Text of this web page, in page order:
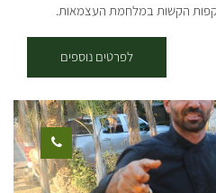
הקשות במלחמת העצמאות.
בית הביטחון הישן של קבוץ סעד,
את סיפור המאבק על האזור,
חרבות ברזל. בחצר האתר
במלחמה, וכן דגם מוקטן של
המונגשת, מוצג סרטון המספר על
תצפית על האזור ורצועת עזה.
וארועי המלחמה. ההגעה לאתר
לפרטים נוספים